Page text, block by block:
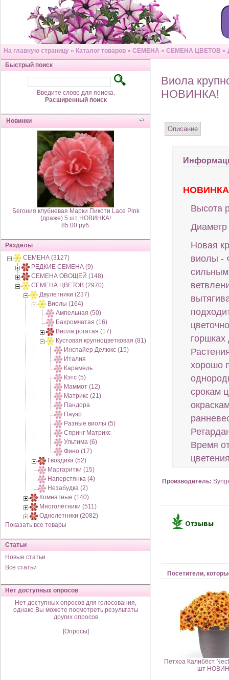
На главную страницу » Каталог товаров » СЕМЕНА » СЕМЕНА ЦВЕТОВ »
Быстрый поиск
Введите слово для поиска.
Расширенный поиск
Новинки
Бегония клубневая Марки Пикоти Lace Pink
(драже) 5 шт НОВИНКА!
85.00 руб.
Разделы
СЕМЕНА (3127)
РЕДКИЕ СЕМЕНА (9)
СЕМЕНА ОВОЩЕЙ (148)
СЕМЕНА ЦВЕТОВ (2970)
Двулетники (237)
Виолы (164)
Ампельная (50)
Бахромчатая (16)
Виола рогатая (17)
Кустовая крупноцветковая (81)
Инспайер Делюкс (15)
Италия
Карамель
Кэтс (5)
Маммот (12)
Матрикс (21)
Пандора
Пауэр
Разные виолы (5)
Спринг Матрикс
Ультима (6)
Фино (17)
Гвоздика (52)
Маргаритки (15)
Наперстянка (4)
Незабудка (2)
Комнатные (140)
Многолетники (511)
Однолетники (2082)
Показать все товары
Статьи
Новые статьи
Все статьи
Нет доступных опросов
Нет доступных опросов для голосования,
однако Вы можете посмотреть результаты
других опросов
[Опросы]
Виола
НОВИНКА!
Описание
НОВИНКА
Высота
Диаметр
Новая
виолы -
хорошо
срокам
Время
Производитель:
Посетители,
Петхоа Калибёст
шт